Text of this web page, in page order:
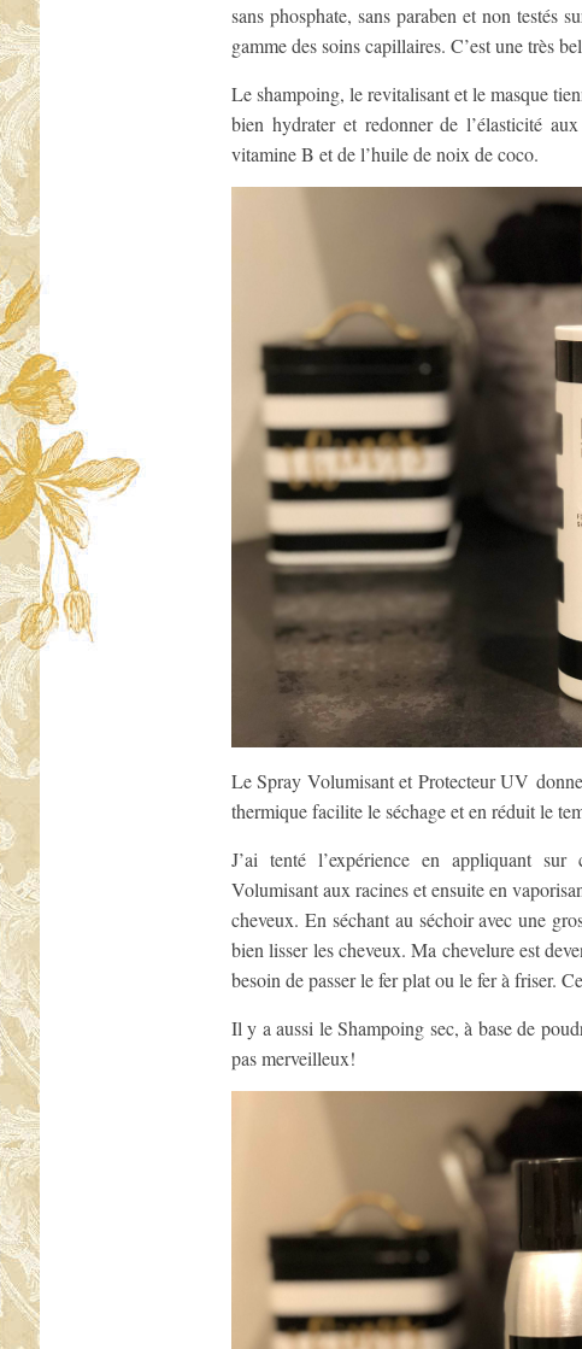
sans phosphate, sans paraben et non testés
gamme des soins capillaires. C’est une très
Le shampoing, le revitalisant et le masque
bien hydrater et redonner de l’élasticité
vitamine B et de l’huile de noix de coco.
Le Spray Volumisant et Protecteur UV
thermique facilite le séchage et en réduit le
J’ai tenté l’expérience en appliquant
Volumisant aux racines et ensuite en
cheveux. En séchant au séchoir avec une
bien lisser les cheveux. Ma chevelure est
besoin de passer le fer plat ou le fer à friser.
Il y a aussi le Shampoing sec, à base de
pas merveilleux!